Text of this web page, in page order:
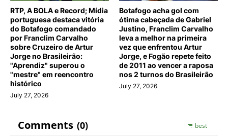
RTP, A BOLA e Record; Mídia
portuguesa destaca vitória
do Botafogo comandado
por Franclim Carvalho
sobre Cruzeiro de Artur
Jorge no Brasileirão:
"Aprendiz" superou o
"mestre" em reencontro
histórico
July 27, 2026
Botafogo acha gol com
ótima cabeçada de Gabriel
Justino, Franclim Carvalho
leva a melhor na primeira
vez que enfrentou Artur
Jorge, e Fogão repete feito
de 2011 ao vencer a raposa
nos 2 turnos do Brasileirão
July 27, 2026